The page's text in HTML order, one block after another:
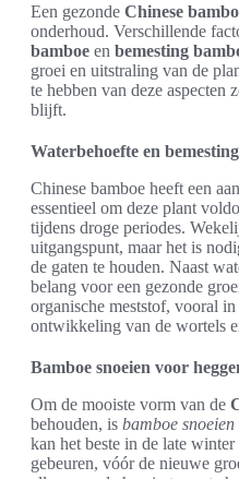
Een gezonde Chinese
onderhoud. Verschillende
bamboe en bemesting
groei en uitstraling van de
te hebben van deze aspecten
blijft.
Waterbehoefte en bemesting
Chinese bamboe heeft een
essentieel om deze plant
tijdens droge periodes.
uitgangspunt, maar het is
de gaten te houden. Naast
belang voor een gezonde
organische meststof, vooral
ontwikkeling van de wortels
Bamboe snoeien voor
Om de mooiste vorm van de
behouden, is bamboe
kan het beste in de late
gebeuren, vóór de nieuwe